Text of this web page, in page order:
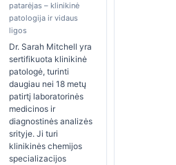
patarėjas – klinikinė
patologija ir vidaus
ligos
Dr. Sarah Mitchell yra
sertifikuota klinikinė
patologė, turinti
daugiau nei 18 metų
patirtį laboratorinės
medicinos ir
diagnostinės analizės
srityje. Ji turi
klinikinės chemijos
specializacijos